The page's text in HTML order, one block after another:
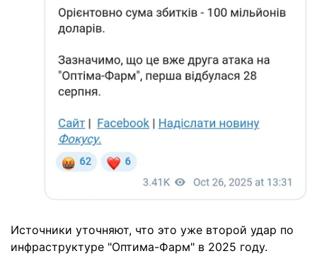
Источники уточняют, что это уже второй удар по
инфраструктуре "Оптима-Фарм" в 2025 году.